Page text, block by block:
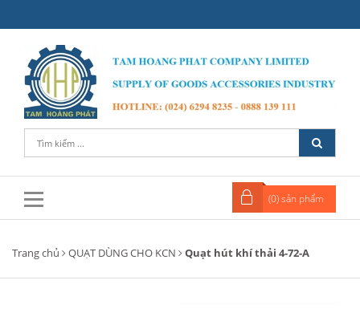
(0) sản phẩm
Trang chủ QUẠT DÙNG CHO KCN Quạt hút khí thải 4-72-A